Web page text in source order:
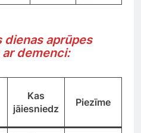
dienas aprūpes
demenci:
Kas
jāiesniedz
Piezīme